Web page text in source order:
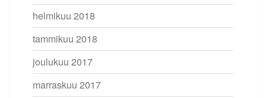
helmikuu 2018
tammikuu 2018
joulukuu 2017
marraskuu 2017